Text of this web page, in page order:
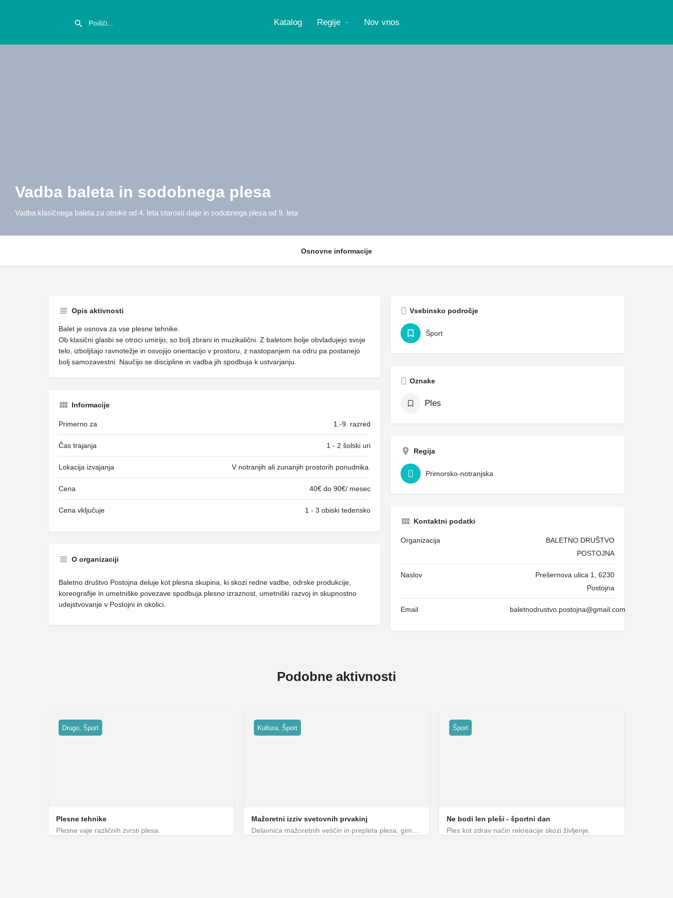
Katalog Regije Nov vnos
Vadba baleta in sodobnega plesa
Vadba klasičnega baleta za otroke od 4. leta starosti dalje in sodobnega plesa od 9. leta
Osnovne informacije
Opis aktivnosti
Balet je osnova za vse plesne tehnike.
Ob klasični glasbi se otroci umirijo, so bolj zbrani in muzikalični. Z baletom bolje obvladujejo svoje
telo, izboljšajo ravnotežje in osvojijo orientacijo v prostoru, z nastopanjem na odru pa postanejo
bolj samozavestni. Naučijo se discipline in vadba jih spodbuja k ustvarjanju.
Informacije
Primerno za 1.-9. razred
Čas trajanja 1 - 2 šolski uri
Lokacija izvajanja V notranjih ali zunanjih prostorih ponudnika.
Cena 40€ do 90€/ mesec
Cena vključuje 1 - 3 obiski tedensko
O organizaciji
Baletno društvo Postojna deluje kot plesna skupina, ki skozi redne vadbe, odrske produkcije,
koreografije in umetniške povezave spodbuja plesno izraznost, umetniški razvoj in skupnostno
udejstvovanje v Postojni in okolici.
Vsebinsko področje
Šport
Oznake
Ples
Regija
Primorsko-notranjska
Kontaktni podatki
Organizacija
BALETNO DRUŠTVO
POSTOJNA
Naslov
Prešernova ulica 1, 6230
Postojna
Email baletnodrustvo.postojna@gmail.com
Podobne aktivnosti
Plesne tehnike
Plesne vaje različnih zvrsti plesa.
Drugo, Šport
Mažoretni izziv svetovnih prvakinj
Delavnica mažoretnih veščin in prepleta plesa, gimnastike in umetnosti.
Kultura, Šport
Ne bodi len pleši - športni dan
Ples kot zdrav način rekreacije skozi življenje.
Šport